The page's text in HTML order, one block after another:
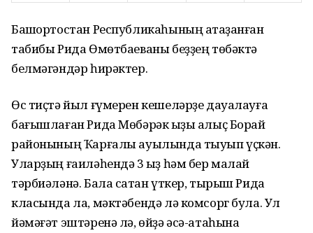
Башҡортостан Республикаһының атҡаҙанған
табибы Рида Өмөтбаеваны беҙҙең төбәктә
белмәгәндәр һирәктер.
Өс тиҫтә йыл ғүмерен кешеләрҙе дауалауға
бағышлаған Рида Мөбәрәк ҡыҙы алыҫ Борай
районының Ҡарғалы ауылында тыуып үҫкән.
Уларҙың ғаиләһендә 3 ҡыҙ һәм бер малай
тәрбиәләнә. Бала саҡтан үткер, тырыш Рида
класында ла, мәктәбендә лә комсорг була. Ул
йәмәғәт эштәренә лә, өйҙә әсә-атаһына